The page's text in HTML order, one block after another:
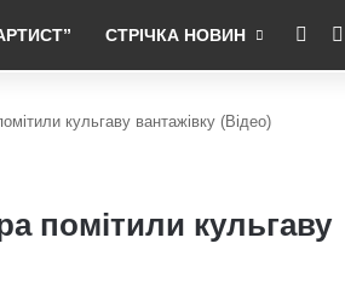
СТРІЧКА НОВИН RSS
кульгаву вантажівку (Відео)
помітили кульгаву